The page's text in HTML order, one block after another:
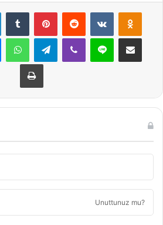
LinkedInTumblr PinterestReddit VKontakte
MessengerWhatsAppTelegramViber Line E-Posta ile
Yazdır
Unuttunuz mu?